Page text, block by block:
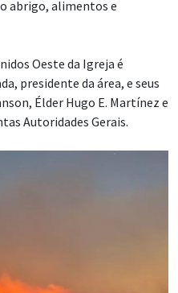
abrigo, alimentos e
Oeste da Igreja é
presidente da área, e seus
Élder Hugo E. Martínez e
Autoridades Gerais.